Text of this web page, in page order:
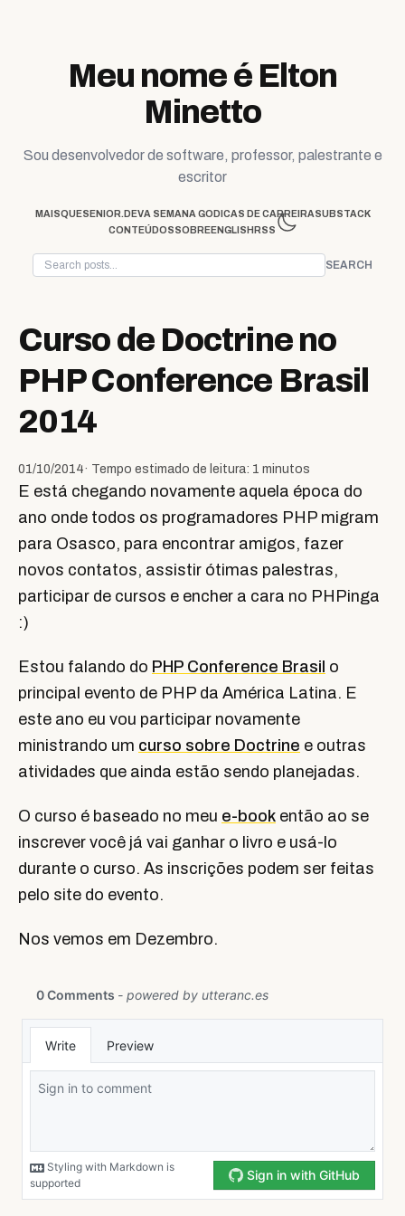
Meu nome é Elton
Minetto
Sou desenvolvedor de software, professor, palestrante e
escritor
MAISQUESENIOR.DEVA SEMANA GO DICAS DE CARREIRASUBSTACK
CONTEÚDOSSOBREENGLISH RSS
SEARCH
Curso de Doctrine no
PHP Conference Brasil
2014
01/10/2014· Tempo estimado de leitura: 1 minutos
E está chegando novamente aquela época do
ano onde todos os programadores PHP migram
para Osasco, para encontrar amigos, fazer
novos contatos, assistir ótimas palestras,
participar de cursos e encher a cara no PHPinga
:)
Estou falando do PHP Conference Brasil o
principal evento de PHP da América Latina. E
este ano eu vou participar novamente
ministrando um curso sobre Doctrine e outras
atividades que ainda estão sendo planejadas.
O curso é baseado no meu e-book então ao se
inscrever você já vai ganhar o livro e usá-lo
durante o curso. As inscrições podem ser feitas
pelo site do evento.
Nos vemos em Dezembro.